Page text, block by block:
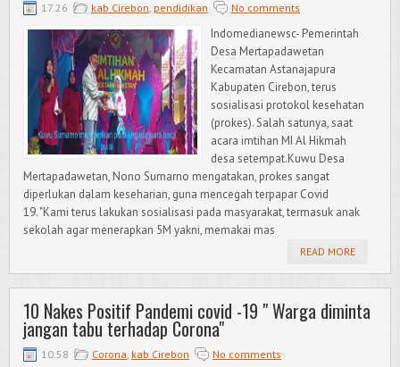
17.26 kab Cirebon, pendidikan No comments
Indomedianewsc- Pemerintah
Desa Mertapadawetan
Kecamatan Astanajapura
Kabupaten Cirebon, terus
sosialisasi protokol kesehatan
(prokes). Salah satunya, saat
acara imtihan MI Al Hikmah
desa setempat.Kuwu Desa
Mertapadawetan, Nono Sumarno mengatakan, prokes sangat
diperlukan dalam keseharian, guna mencegah terpapar Covid
19. "Kami terus lakukan sosialisasi pada masyarakat, termasuk anak
sekolah agar menerapkan 5M yakni, memakai mas
READ MORE
10 Nakes Positif Pandemi covid -19 " Warga diminta
jangan tabu terhadap Corona"
10.58 Corona, kab Cirebon No comments